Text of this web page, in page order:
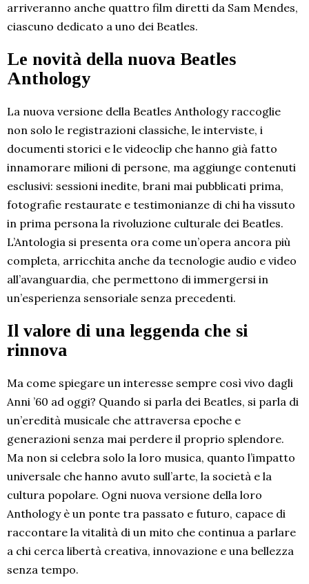
arriveranno anche quattro film diretti da Sam Mendes,
ciascuno dedicato a uno dei Beatles.
Le novità della nuova Beatles
Anthology
La nuova versione della Beatles Anthology raccoglie
non solo le registrazioni classiche, le interviste, i
documenti storici e le videoclip che hanno già fatto
innamorare milioni di persone, ma aggiunge contenuti
esclusivi: sessioni inedite, brani mai pubblicati prima,
fotografie restaurate e testimonianze di chi ha vissuto
in prima persona la rivoluzione culturale dei Beatles.
L’Antologia si presenta ora come un’opera ancora più
completa, arricchita anche da tecnologie audio e video
all’avanguardia, che permettono di immergersi in
un’esperienza sensoriale senza precedenti.
Il valore di una leggenda che si
rinnova
Ma come spiegare un interesse sempre così vivo dagli
Anni ’60 ad oggi? Quando si parla dei Beatles, si parla di
un’eredità musicale che attraversa epoche e
generazioni senza mai perdere il proprio splendore.
Ma non si celebra solo la loro musica, quanto l’impatto
universale che hanno avuto sull’arte, la società e la
cultura popolare. Ogni nuova versione della loro
Anthology è un ponte tra passato e futuro, capace di
raccontare la vitalità di un mito che continua a parlare
a chi cerca libertà creativa, innovazione e una bellezza
senza tempo.